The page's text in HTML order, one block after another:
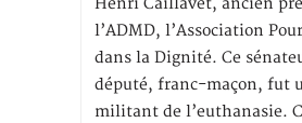
Henri Caillavet, ancien
l’ADMD, l’Association
dans la Dignité. Ce
député, franc-maçon, fut
militant de l’euthanasie.